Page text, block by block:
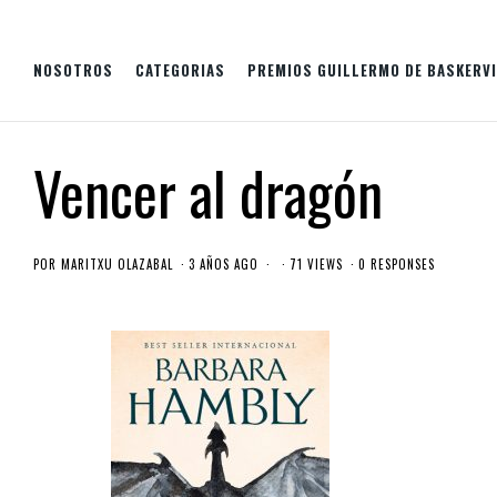
NOSOTROS CATEGORIAS PREMIOS GUILLERMO DE
Vencer al dragón
POR MARITXU OLAZABAL 3 AÑOS AGO 71 VIEWS 0 RESPONSES